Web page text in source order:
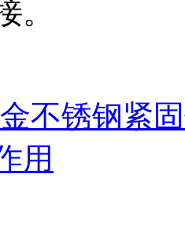
。
不锈钢紧
用